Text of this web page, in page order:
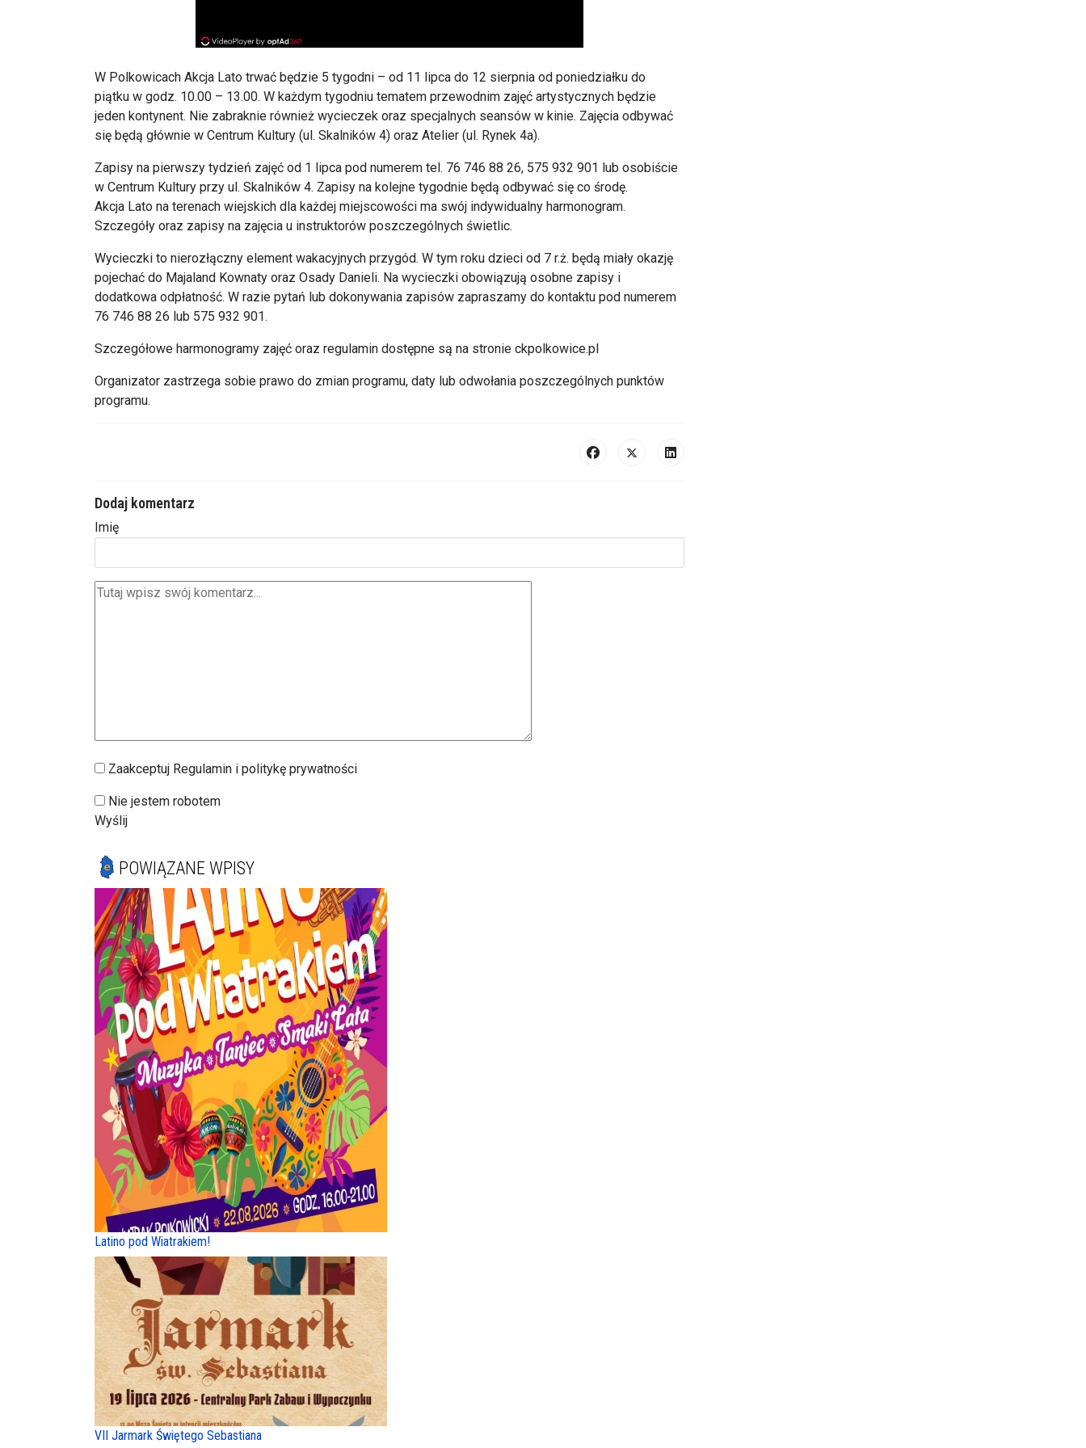
W Polkowicach Akcja Lato trwać będzie 5 tygodni – od 11 lipca do 12 sierpnia od poniedziałku do
piątku w godz. 10.00 – 13.00. W każdym tygodniu tematem przewodnim zajęć artystycznych będzie
jeden kontynent. Nie zabraknie również wycieczek oraz specjalnych seansów w kinie. Zajęcia odbywać
się będą głównie w Centrum Kultury (ul. Skalników 4) oraz Atelier (ul. Rynek 4a).
Zapisy na pierwszy tydzień zajęć od 1 lipca pod numerem tel. 76 746 88 26, 575 932 901 lub osobiście
w Centrum Kultury przy ul. Skalników 4. Zapisy na kolejne tygodnie będą odbywać się co środę.
Akcja Lato na terenach wiejskich dla każdej miejscowości ma swój indywidualny harmonogram.
Szczegóły oraz zapisy na zajęcia u instruktorów poszczególnych świetlic.
Wycieczki to nierozłączny element wakacyjnych przygód. W tym roku dzieci od 7 r.ż. będą miały okazję
pojechać do Majaland Kownaty oraz Osady Danieli. Na wycieczki obowiązują osobne zapisy i
dodatkowa odpłatność. W razie pytań lub dokonywania zapisów zapraszamy do kontaktu pod numerem
76 746 88 26 lub 575 932 901.
Szczegółowe harmonogramy zajęć oraz regulamin dostępne są na stronie ckpolkowice.pl
Organizator zastrzega sobie prawo do zmian programu, daty lub odwołania poszczególnych punktów
programu.
Dodaj komentarz
Imię
Zaakceptuj Regulamin i politykę prywatności
Nie jestem robotem
Wyślij
POWIĄZANE WPISY
Latino pod Wiatrakiem!
VII Jarmark Świętego Sebastiana